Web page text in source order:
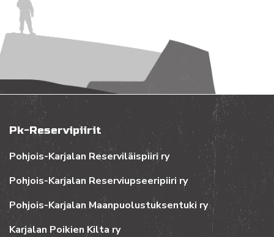
Pk-Reservipiirit
Pohjois-Karjalan Reserviläispiiri ry
Pohjois-Karjalan Reserviupseeripiiri ry
Pohjois-Karjalan Maanpuolustuksentuki ry
Karjalan Poikien Kilta ry